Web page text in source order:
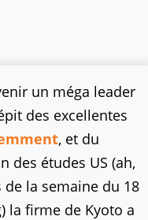
un méga leader
des excellentes
, et du
des études US (ah,
de la semaine du 18
la firme de Kyoto a